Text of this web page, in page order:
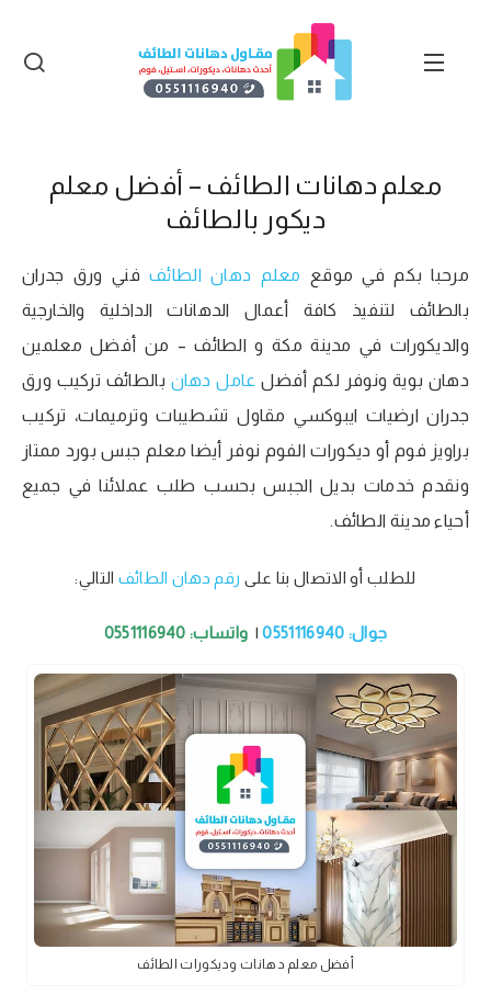
معلم دهانات الطائف – أفضل معلم
ديكور بالطائف
مرحبا بكم في موقع معلم دهان الطائففني ورق جدران
بالطائف لتنفيذ كافة أعمال الدهانات الداخلية والخارجية
والديكورات في مدينة مكة و الطائف – من أفضل معلمين
دهان بوية ونوفر لكم أفضل عامل دهان بالطائف تركيب ورق
جدران ارضيات ايبوكسي مقاول تشطيبات وترميمات، تركيب
براويز فوم أو ديكورات الفوم نوفر أيضا معلم جبس بورد ممتاز
ونقدم خدمات بديل الجبس بحسب طلب عملائنا في جميع
أحياء مدينة الطائف.
للطلب أو الاتصال بنا على رقم دهان الطائف التالي:
جوال: 0551116940 | واتساب: 0551116940
أفضل معلم دهانات وديكورات الطائف